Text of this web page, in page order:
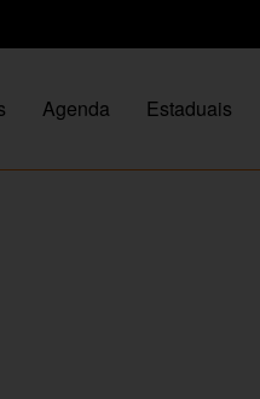
Agenda Estaduais